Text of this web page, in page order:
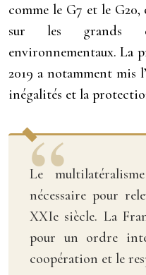
comme le G7 et le
sur les grands
environnementaux. La
2019 a notamment mis
inégalités et la
Le
nécessaire pour
XXIe siècle. La
pour un ordre
coopération et le